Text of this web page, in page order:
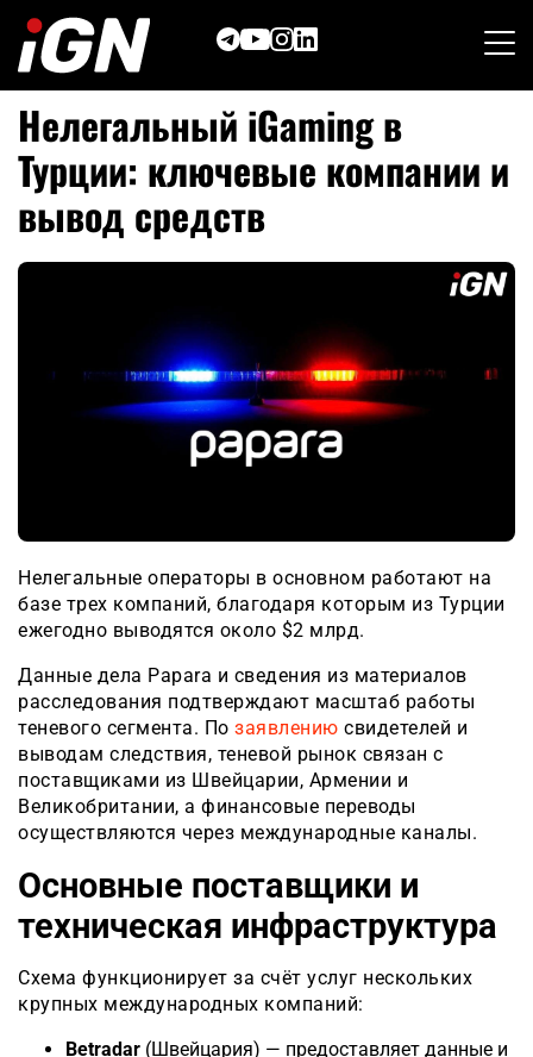
content
Нелегальный iGaming в
Турции: ключевые компании и
вывод средств
Нелегальные операторы в основном работают на
базе трех компаний, благодаря которым из Турции
ежегодно выводятся около $2 млрд.
Данные дела Papara и сведения из материалов
расследования подтверждают масштаб работы
теневого сегмента. По заявлению свидетелей и
выводам следствия, теневой рынок связан с
поставщиками из Швейцарии, Армении и
Великобритании, а финансовые переводы
осуществляются через международные каналы.
Основные поставщики и
техническая инфраструктура
Схема функционирует за счёт услуг нескольких
крупных международных компаний:
Betradar (Швейцария) — предоставляет данные и